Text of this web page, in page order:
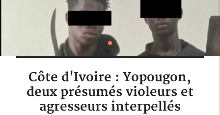
Côte d'Ivoire : Yopougon,
deux présumés violeurs et
agresseurs interpellés